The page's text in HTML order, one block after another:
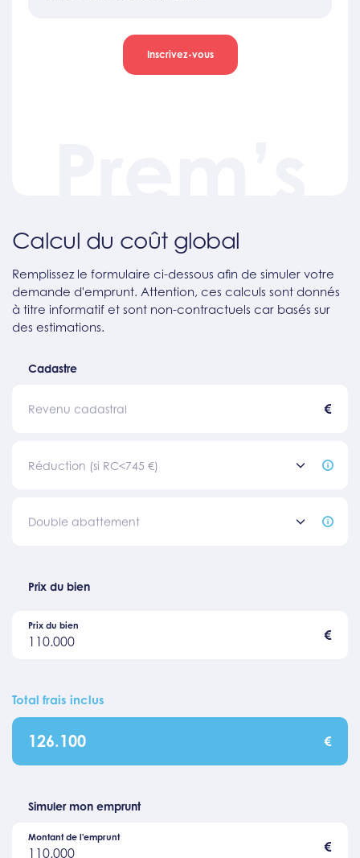
Inscrivez-vous
Calcul du coût global
Remplissez le formulaire ci-dessous afin de simuler votre
demande d'emprunt. Attention, ces calculs sont donnés
à titre informatif et sont non-contractuels car basés sur
des estimations.
Cadastre
Revenu cadastral €
Réduction (si RC<745 €)
Double abattement
Prix du bien
110.000
Prix du bien
€
Total frais inclus
126.100 €
Simuler mon emprunt
110.000
Montant de l'emprunt
€